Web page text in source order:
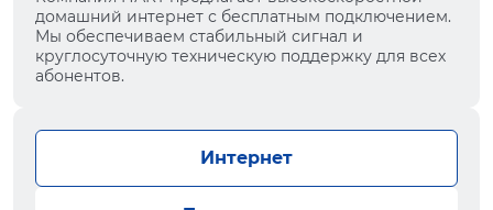
домашний интернет с бесплатным подключением.
Мы обеспечиваем стабильный сигнал и
круглосуточную техническую поддержку для всех
абонентов.
Интернет